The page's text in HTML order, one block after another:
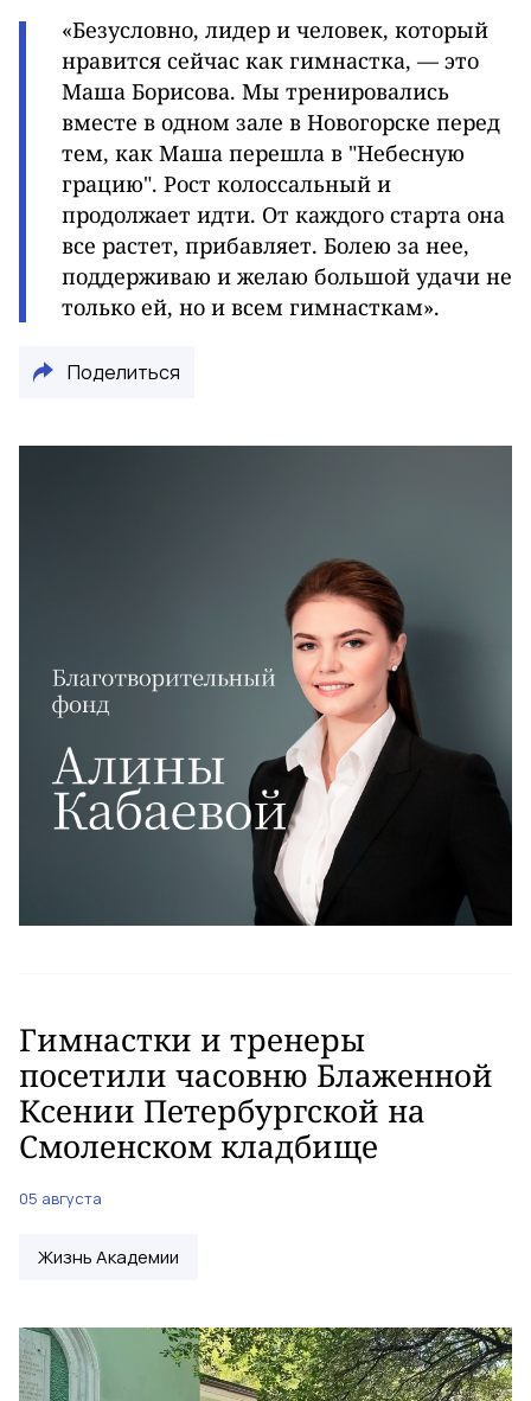
«Безусловно, лидер и человек, который
нравится сейчас как гимнастка, — это
Маша Борисова. Мы тренировались
вместе в одном зале в Новогорске перед
тем, как Маша перешла в "Небесную
грацию". Рост колоссальный и
продолжает идти. От каждого старта она
все растет, прибавляет. Болею за нее,
поддерживаю и желаю большой удачи не
только ей, но и всем гимнасткам».
Поделиться
Гимнастки и тренеры
посетили часовню Блаженной
Ксении Петербургской на
Смоленском кладбище
05 августа
Жизнь Академии